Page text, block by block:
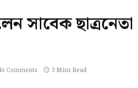
সাবেক ছাত্রনেতা
Comments 3 Mins Read